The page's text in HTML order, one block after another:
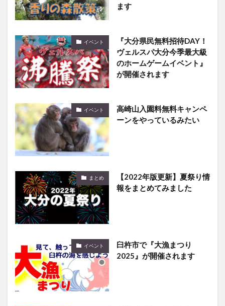
ます
イベント
『大分県民無料招待DAY！
ヴェルスパ大分今季最大級
のホームゲームイベント』
が開催されます
イベント
高崎山入園料無料キャンペ
ーンをやっているみたい
まとめ
【2022年版更新】夏祭り情
報をまとめてみました
イベント
臼杵市で『大漁まつり
2025』が開催されます